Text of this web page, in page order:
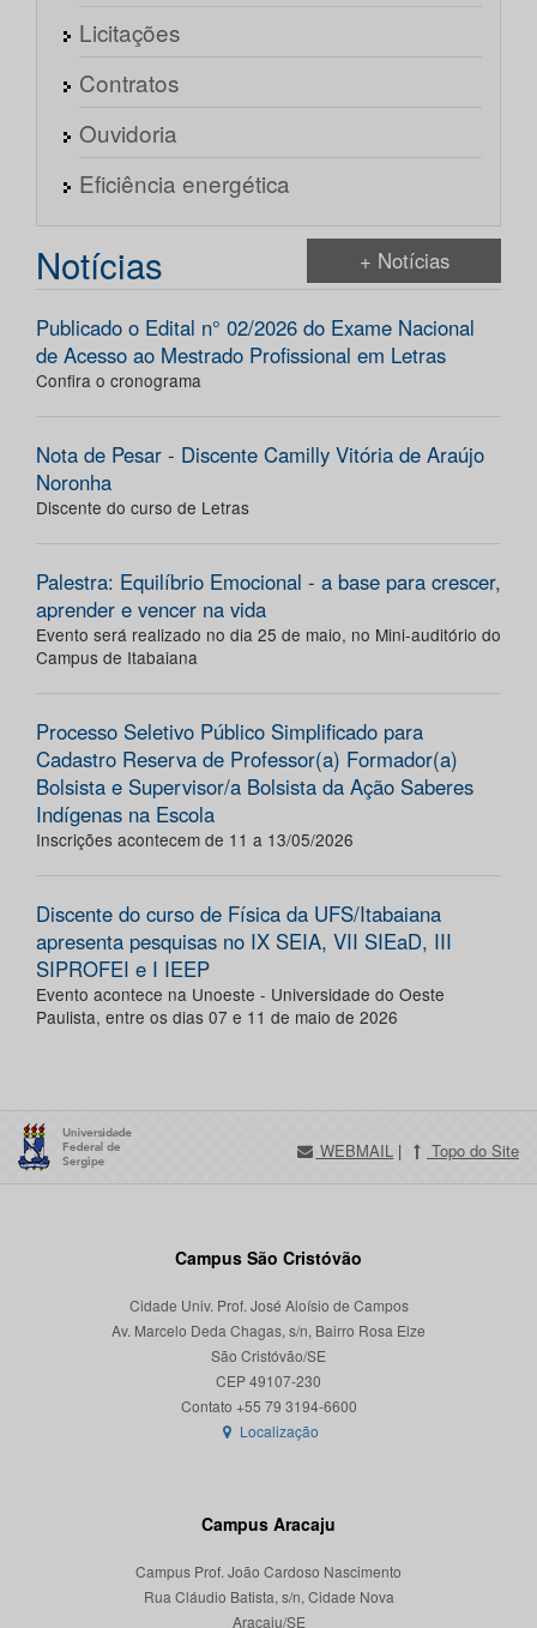
Licitações
Contratos
Ouvidoria
Eficiência energética
Notícias + Notícias
Publicado o Edital n° 02/2026 do Exame Nacional
de Acesso ao Mestrado Profissional em Letras
Confira o cronograma
Nota de Pesar - Discente Camilly Vitória de Araújo
Noronha
Discente do curso de Letras
Palestra: Equilíbrio Emocional - a base para crescer,
aprender e vencer na vida
Evento será realizado no dia 25 de maio, no Mini-auditório do
Campus de Itabaiana
Processo Seletivo Público Simplificado para
Cadastro Reserva de Professor(a) Formador(a)
Bolsista e Supervisor/a Bolsista da Ação Saberes
Indígenas na Escola
Inscrições acontecem de 11 a 13/05/2026
Discente do curso de Física da UFS/Itabaiana
apresenta pesquisas no IX SEIA, VII SIEaD, III
SIPROFEI e I IEEP
Evento acontece na Unoeste - Universidade do Oeste
Paulista, entre os dias 07 e 11 de maio de 2026
WEBMAIL | Topo do Site
Campus São Cristóvão
Cidade Univ. Prof. José Aloísio de Campos
Av. Marcelo Deda Chagas, s/n, Bairro Rosa Elze
São Cristóvão/SE
CEP 49107-230
Localização
Campus Aracaju
Campus Prof. João Cardoso Nascimento
Rua Cláudio Batista, s/n, Cidade Nova
Aracaju/SE